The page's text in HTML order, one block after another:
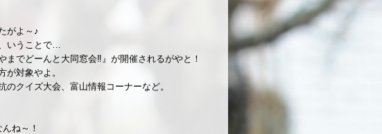
がよ～♪
いうことで…
でどーんと大同窓会‼』が開催されるがやと！
対象やよ。
クイズ大会、富山情報コーナーなど。
ね～！